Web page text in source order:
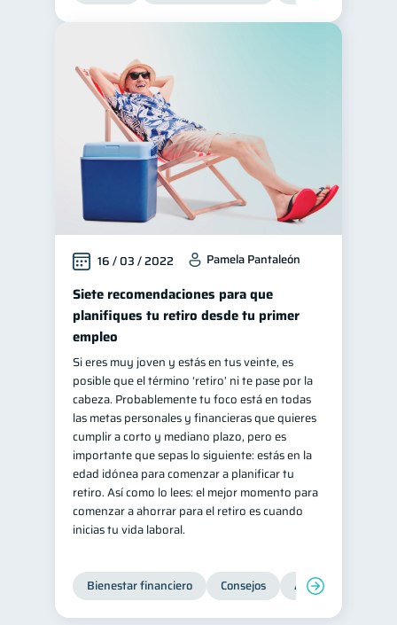
16 / 03 / 2022 Pamela Pantaleón
Siete recomendaciones para que
planifiques tu retiro desde tu primer
empleo
Si eres muy joven y estás en tus veinte, es
posible que el término ‘retiro’ ni te pase por la
cabeza. Probablemente tu foco está en todas
las metas personales y financieras que quieres
cumplir a corto y mediano plazo, pero es
importante que sepas lo siguiente: estás en la
edad idónea para comenzar a planificar tu
retiro. Así como lo lees: el mejor momento para
comenzar a ahorrar para el retiro es cuando
inicias tu vida laboral.
Bienestar financiero Consejos Ahorro